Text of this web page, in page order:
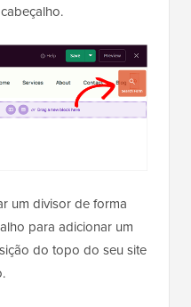
um divisor de forma
para adicionar um
do topo do seu site